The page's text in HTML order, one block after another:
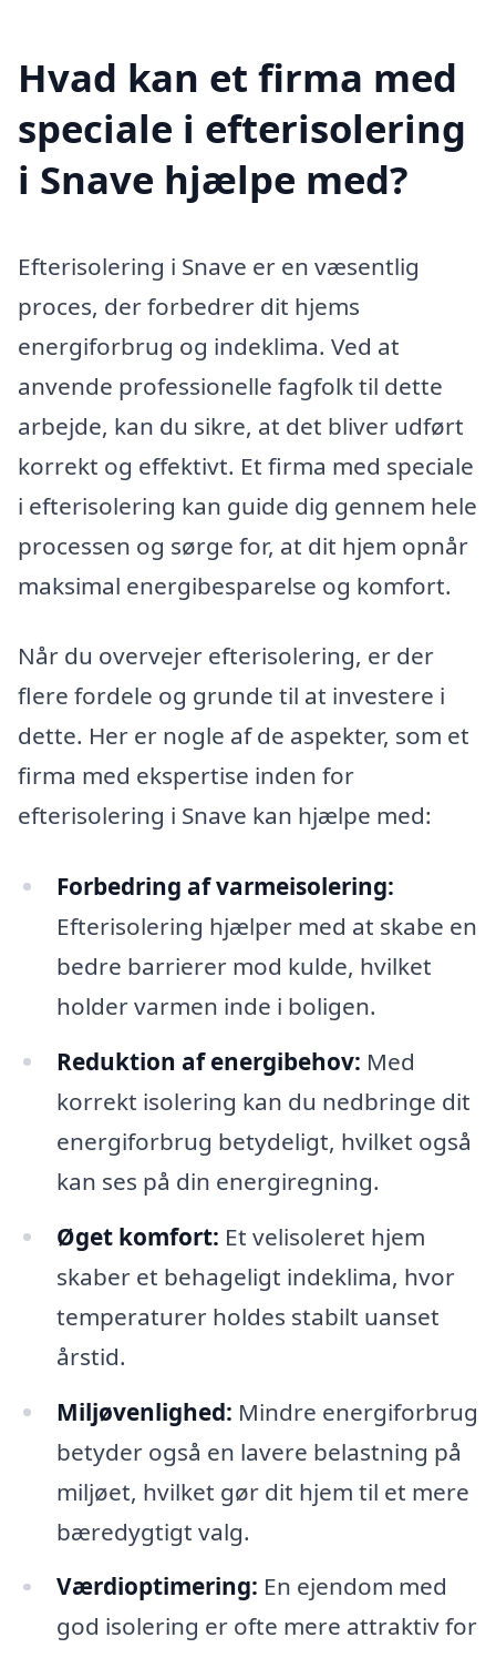
Hvad kan et firma med
speciale i efterisolering
i Snave hjælpe med?
Efterisolering i Snave er en væsentlig
proces, der forbedrer dit hjems
energiforbrug og indeklima. Ved at
anvende professionelle fagfolk til dette
arbejde, kan du sikre, at det bliver udført
korrekt og effektivt. Et firma med speciale
i efterisolering kan guide dig gennem hele
processen og sørge for, at dit hjem opnår
maksimal energibesparelse og komfort.
Når du overvejer efterisolering, er der
flere fordele og grunde til at investere i
dette. Her er nogle af de aspekter, som et
firma med ekspertise inden for
efterisolering i Snave kan hjælpe med:
Forbedring af varmeisolering:
Efterisolering hjælper med at skabe en
bedre barrierer mod kulde, hvilket
holder varmen inde i boligen.
Reduktion af energibehov: Med
korrekt isolering kan du nedbringe dit
energiforbrug betydeligt, hvilket også
kan ses på din energiregning.
Øget komfort: Et velisoleret hjem
skaber et behageligt indeklima, hvor
temperaturer holdes stabilt uanset
årstid.
Miljøvenlighed: Mindre energiforbrug
betyder også en lavere belastning på
miljøet, hvilket gør dit hjem til et mere
bæredygtigt valg.
Værdioptimering: En ejendom med
god isolering er ofte mere attraktiv for